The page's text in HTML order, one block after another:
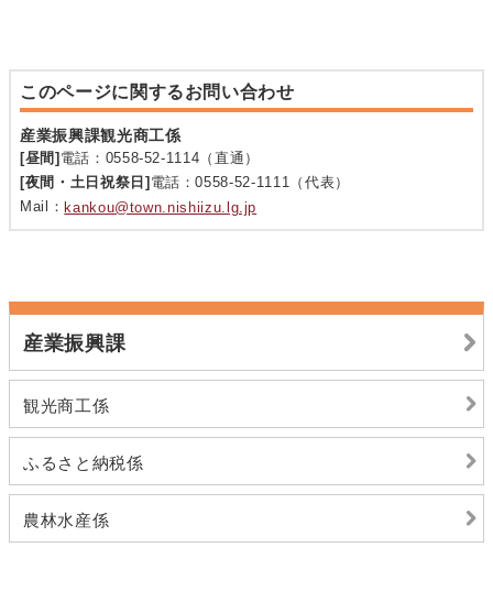
このページに関するお問い合わせ
産業振興課観光商工係
[昼間] 電話：0558-52-1114（直通）
[夜間・土日祝祭日] 電話：0558-52-1111（代表）
Mail：kankou@town.nishiizu.lg.jp
産業振興課
観光商工係
ふるさと納税係
農林水産係